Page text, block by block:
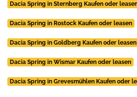
Dacia Spring in Sternberg Kaufen oder
Dacia Spring in Rostock Kaufen oder leasen
Dacia Spring in Goldberg Kaufen oder leasen
Dacia Spring in Wismar Kaufen oder leasen
Dacia Spring in Grevesmühlen Kaufen oder